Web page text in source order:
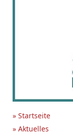
» Startseite
» Aktuelles